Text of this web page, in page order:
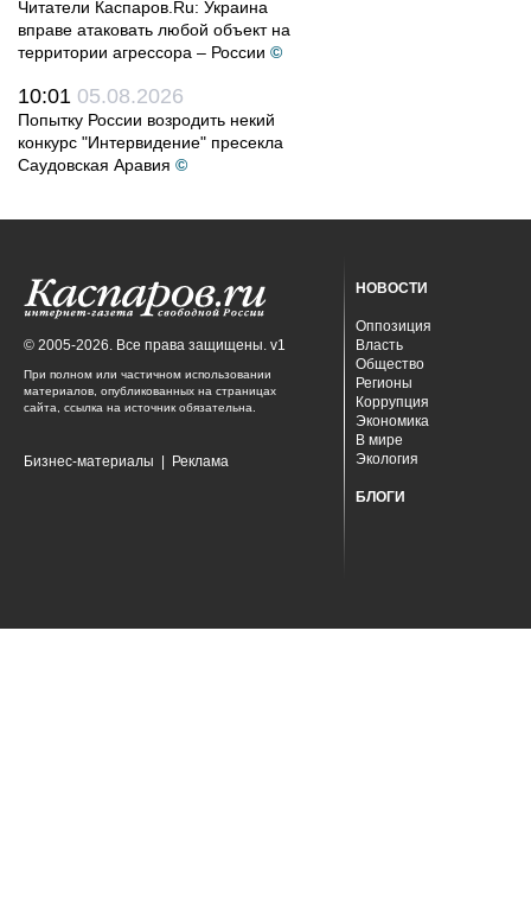
Читатели Каспаров.Ru: Украина
вправе атаковать любой объект на
территории агрессора – России ©
10:01 05.08.2026
Попытку России возродить некий
конкурс "Интервидение" пресекла
Саудовская Аравия ©
© 2005-2026. Все права защищены. v1
При полном или частичном использовании
материалов, опубликованных на страницах
сайта, ссылка на источник обязательна.
Бизнес-материалы Реклама
НОВОСТИ
Оппозиция
Власть
Общество
Регионы
Коррупция
Экономика
В мире
Экология
БЛОГИ